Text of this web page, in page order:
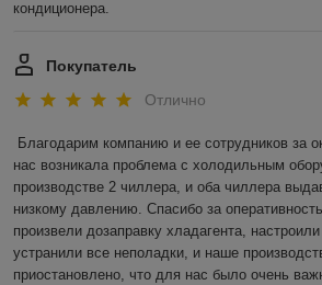
кондиционера.
Покупатель
Отлично
Благодарим компанию и ее сотрудников за
нас возникала проблема с холодильным
производстве 2 чиллера, и оба чиллера
низкому давлению. Спасибо за
произвели дозаправку хладагента,
устранили все неполадки, и наше
приостановлено, что для нас было очень